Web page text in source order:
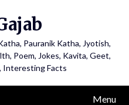
Pauranik Katha, Jyotish,
Poem, Jokes, Kavita, Geet,
Interesting Facts
Menu